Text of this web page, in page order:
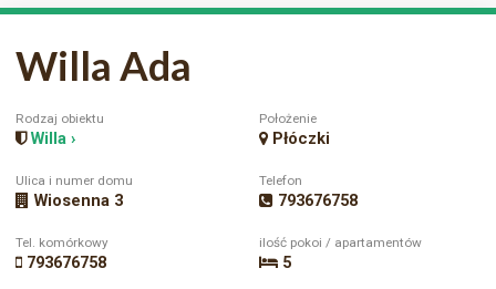
Willa Ada
Rodzaj obiektu
Willa ›
Położenie
Płóczki
Ulica i numer domu
Wiosenna 3
Telefon
793676758
Tel. komórkowy
793676758
ilość pokoi / apartamentów
5